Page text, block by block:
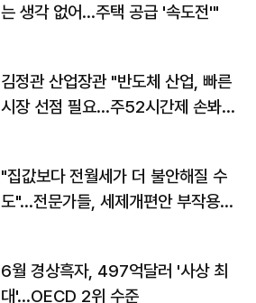
는 생각 없어…주택 공급 '속도전'"
김정관 산업장관 "반도체 산업, 빠른
시장 선점 필요…주52시간제 손봐
"집값보다 전월세가 더 불안해질 수
도"…전문가들, 세제개편안 부작용
6월 경상흑자, 497억달러 '사상 최
대'…OECD 2위 수준